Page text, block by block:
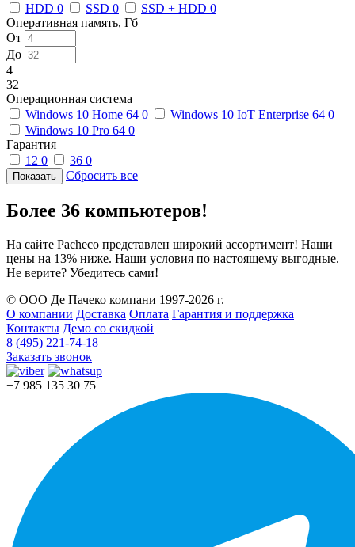
HDD 0 SSD 0 SSD + HDD 0
Оперативная память, Гб
От
До
4
32
Операционная система
Windows 10 Home 64 0 Windows 10 IoT Enterprise 64 0
Windows 10 Pro 64 0
Гарантия
12 0 36 0
Сбросить все
Более 36 компьютеров!
На сайте Pacheco представлен широкий ассортимент! Наши
цены на 13% ниже. Наши условия по настоящему выгодные.
Не верите? Убедитесь сами!
© ООО Де Пачеко компани 1997-2026 г.
О компании Доставка Оплата Гарантия и поддержка
Контакты Демо со скидкой
8 (495) 221-74-18
Заказать звонок
+7 985 135 30 75